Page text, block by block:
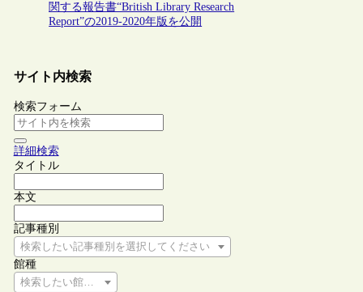
関する報告書“British Library Research
Report”の2019-2020年版を公開
サイト内検索
検索フォーム
詳細検索
タイトル
本文
記事種別
検索したい記事種別を選択してください
館種
検索したい館種を選択してください